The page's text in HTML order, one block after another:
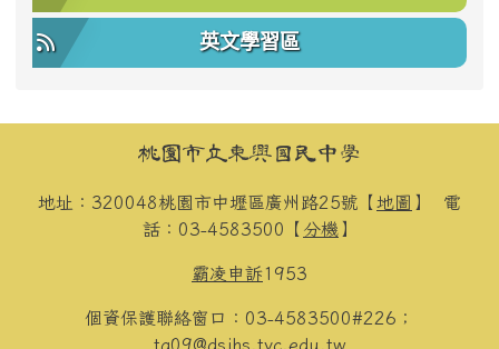
英文學習區
頁尾區域內容桃園市立東興國民中學
地址：320048桃園市中壢區廣州路25號【 地圖 】 電
話：03-4583500【 分機 】
霸凌申訴1953
個資保護聯絡窗口：03-4583500#226；
ta09@dsjhs.tyc.edu.tw